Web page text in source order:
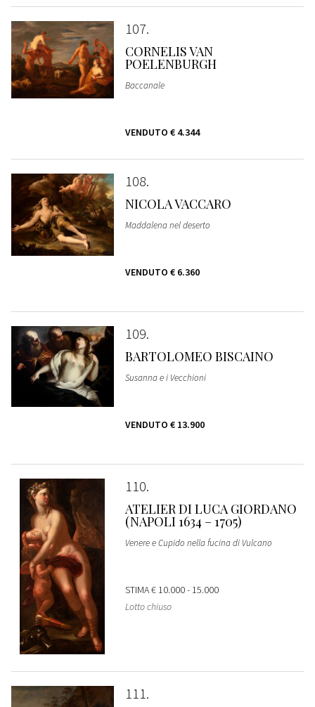
107
CORNELIS VAN
POELENBURGH
Baccanale
VENDUTO € 4.344
108
NICOLA VACCARO
Maddalena nel deserto
VENDUTO € 6.360
109
BARTOLOMEO BISCAINO
Susanna e i Vecchioni
VENDUTO € 13.900
110
ATELIER DI LUCA GIORDANO
(NAPOLI 1634 – 1705)
Venere e Cupido nella fucina di Vulcano
STIMA€ 10.000 - 15.000
Lotto chiuso
111